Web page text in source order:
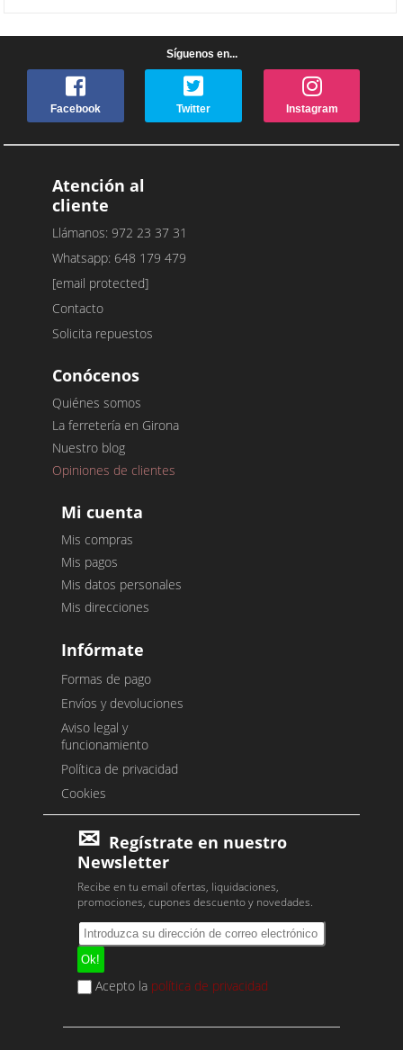
Síguenos en...
Facebook Twitter Instagram
Atención al
cliente
Llámanos: 972 23 37 31
Whatsapp: 648 179 479
[email protected]
Contacto
Solicita repuestos
Conócenos
Quiénes somos
La ferretería en Girona
Nuestro blog
Opiniones de clientes
Mi cuenta
Mis compras
Mis pagos
Mis datos personales
Mis direcciones
Infórmate
Formas de pago
Envíos y devoluciones
Aviso legal y
funcionamiento
Política de privacidad
Cookies
Regístrate en nuestro
Newsletter
Recibe en tu email ofertas, liquidaciones,
promociones, cupones descuento y novedades.
Acepto la política de privacidad